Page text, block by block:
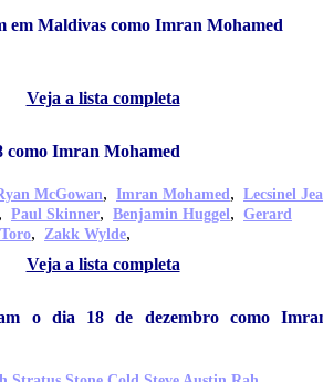
em Maldivas como Imran Mohamed
Veja a lista completa
como Imran Mohamed
McGowan, Imran Mohamed, Lecsinel
, Paul Skinner, Benjamin Huggel, Gerard
, Zakk Wylde,
Veja a lista completa
o dia 18 de dezembro como